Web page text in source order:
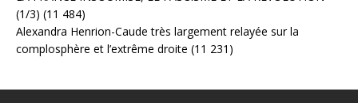
(1/3) (11 484)
Alexandra Henrion-Caude très largement relayée sur la
complosphère et l’extrême droite (11 231)